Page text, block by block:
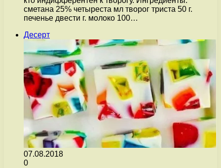
сметана 25% четыреста мл творог триста 50 г.
печенье двести г. молоко 100…
Десерт
07.08.2018
0